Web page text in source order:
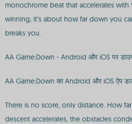
monochrome beat that accelerates with
winning; it’s about how far down you
breaks you.
AA Game:Down - Android और iOS पर
AA Game:Down का Android और iOS ऐप
There is no score, only distance. How
descent accelerates, the obstacles